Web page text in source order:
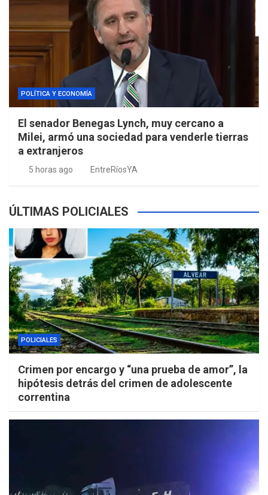
POLÍTICA Y ECONOMÍA
El senador Benegas Lynch, muy cercano a
Milei, armó una sociedad para venderle tierras
a extranjeros
5 horas ago EntreRíosYA
ÚLTIMAS POLICIALES
POLICIALES
Crimen por encargo y “una prueba de amor”, la
hipótesis detrás del crimen de adolescente
correntina